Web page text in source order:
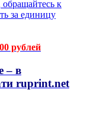
обращайтесь к
за единицу
рублей
– в
ruprint.net